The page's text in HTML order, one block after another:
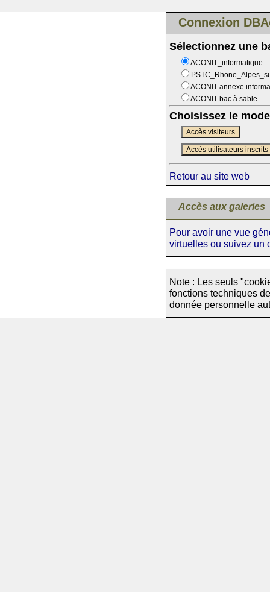
Connexion
Sélectionnez une
ACONIT_informatique
ACONIT annexe
ACONIT bac à sable
Choisissez le
Accès visiteurs
Accès utilisateurs inscrits
Retour au site web
Accès aux galeries
Pour avoir une vue
virtuelles ou suivez un
Note : Les seuls
fonctions techniques
donnée personnelle